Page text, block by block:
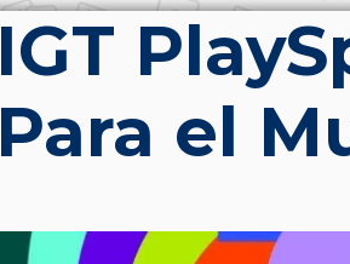
IGT
Para el